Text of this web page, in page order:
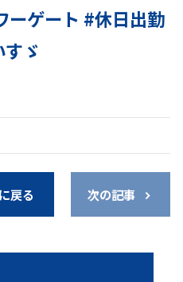
ーゲート #休日出勤
ゞ
戻る 次の記事